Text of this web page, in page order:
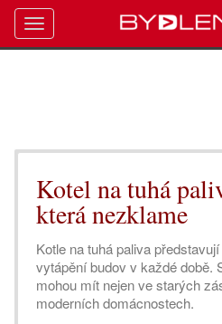
Kotel na tuhá
která nezklame
Kotle na tuhá paliva
vytápění budov v každé době.
mohou mít nejen ve starých
moderních domácnostech.
Toggle
navigation